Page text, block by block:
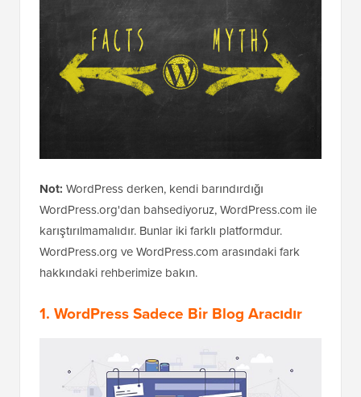
Not: WordPress derken, kendi barındırdığı
WordPress.org'dan bahsediyoruz, WordPress.com ile
karıştırılmamalıdır. Bunlar iki farklı platformdur.
WordPress.org ve WordPress.com arasındaki fark
hakkındaki rehberimize bakın.
1. WordPress Sadece Bir Blog Aracıdır